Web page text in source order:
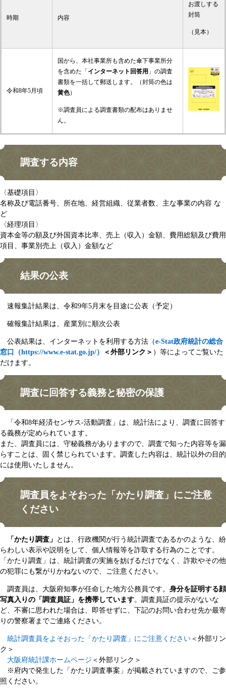
時期 内容
お渡しする
封筒
（見本）
令和8年5月頃
国から、本社事業所も含めた傘下事業所分
を含めた「 インターネット回答用 」の調査
書類を一括して郵送します。（封筒の色は
黄色）
※調査員による調査書類の配布はありませ
ん。
調査する内容
〈基礎項目〉
名称及び電話番号、所在地、経営組織、従業者数、主な事業の内容 な
ど
〈経理項目〉
資本金等の額及び外国資本比率、売上（収入）金額、費用総額及び費用
項目、事業別売上（収入）金額など
結果の公表
速報集計結果は、令和9年5月末を目途に公表（予定）
確報集計結果は、産業別に順次公表
公表結果は、インターネットを利用する方法（e-Stat政府統計の総合
窓口（https://www.e-stat.go.jp/）
＜外部リンク＞ ）等によってご覧いた
だけます。
調査に回答する義務と秘密の保護
「令和8年経済センサス-活動調査」は、統計法により、調査に回答す
る義務が定められています。
また、調査員には、守秘義務がありますので、調査で知った内容等を漏
らすことは、固く禁じられています。調査した内容は、統計以外の目的
には使用いたしません。
調査員をよそおった「かたり調査」にご注意
ください
「かたり調査」 とは、行政機関が行う統計調査であるかのような、紛
らわしい表示や説明をして、個人情報等を詐取する行為のことです。
「かたり調査」は、統計調査の実施を妨げるだけでなく、詐欺やその他
の犯罪にも繋がりかねないので、ご注意ください。
調査員は、大阪府知事が任命した地方公務員です。 身分を証明する顔
写真入りの「調査員証」を携帯しています。調査員証の提示がないな
ど、不審に思われた場合は、即答せずに、下記のお問い合わせ先か最寄
りの警察署までご連絡ください。
統計調査員をよそおった「かたり調査」にご注意ください ＜外部リン
ク＞
大阪府統計課ホームページ ＜外部リンク＞
※府内で発生した「かたり調査事案」が掲載されていますので、ご参
照ください。